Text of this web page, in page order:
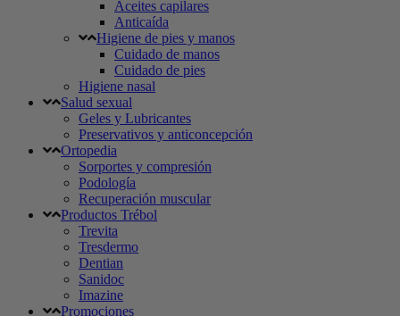
Aceites capilares
Anticaída
Higiene de pies y manos
Cuidado de manos
Cuidado de pies
Higiene nasal
Salud sexual
Geles y Lubricantes
Preservativos y anticoncepción
Ortopedia
Sorportes y compresión
Podología
Recuperación muscular
Productos Trébol
Trevita
Tresdermo
Dentian
Sanidoc
Imazine
Promociones